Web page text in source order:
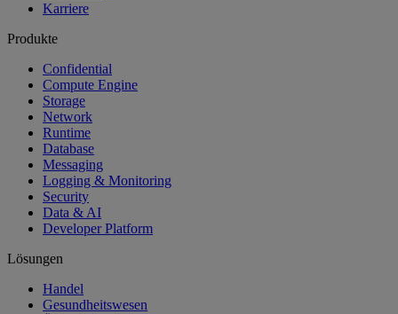
Karriere
Produkte
Confidential
Compute Engine
Storage
Network
Runtime
Database
Messaging
Logging & Monitoring
Security
Data & AI
Developer Platform
Lösungen
Handel
Gesundheitswesen